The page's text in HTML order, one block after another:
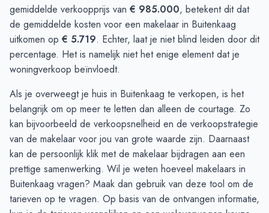
gemiddelde verkoopprijs van € 985.000, betekent dit dat
de gemiddelde kosten voor een makelaar in Buitenkaag
uitkomen op € 5.719. Echter, laat je niet blind leiden door dit
percentage. Het is namelijk niet het enige element dat je
woningverkoop beïnvloedt.
Als je overweegt je huis in Buitenkaag te verkopen, is het
belangrijk om op meer te letten dan alleen de courtage. Zo
kan bijvoorbeeld de verkoopsnelheid en de verkoopstrategie
van de makelaar voor jou van grote waarde zijn. Daarnaast
kan de persoonlijk klik met de makelaar bijdragen aan een
prettige samenwerking. Wil je weten hoeveel makelaars in
Buitenkaag vragen? Maak dan gebruik van deze tool om de
tarieven op te vragen. Op basis van de ontvangen informatie,